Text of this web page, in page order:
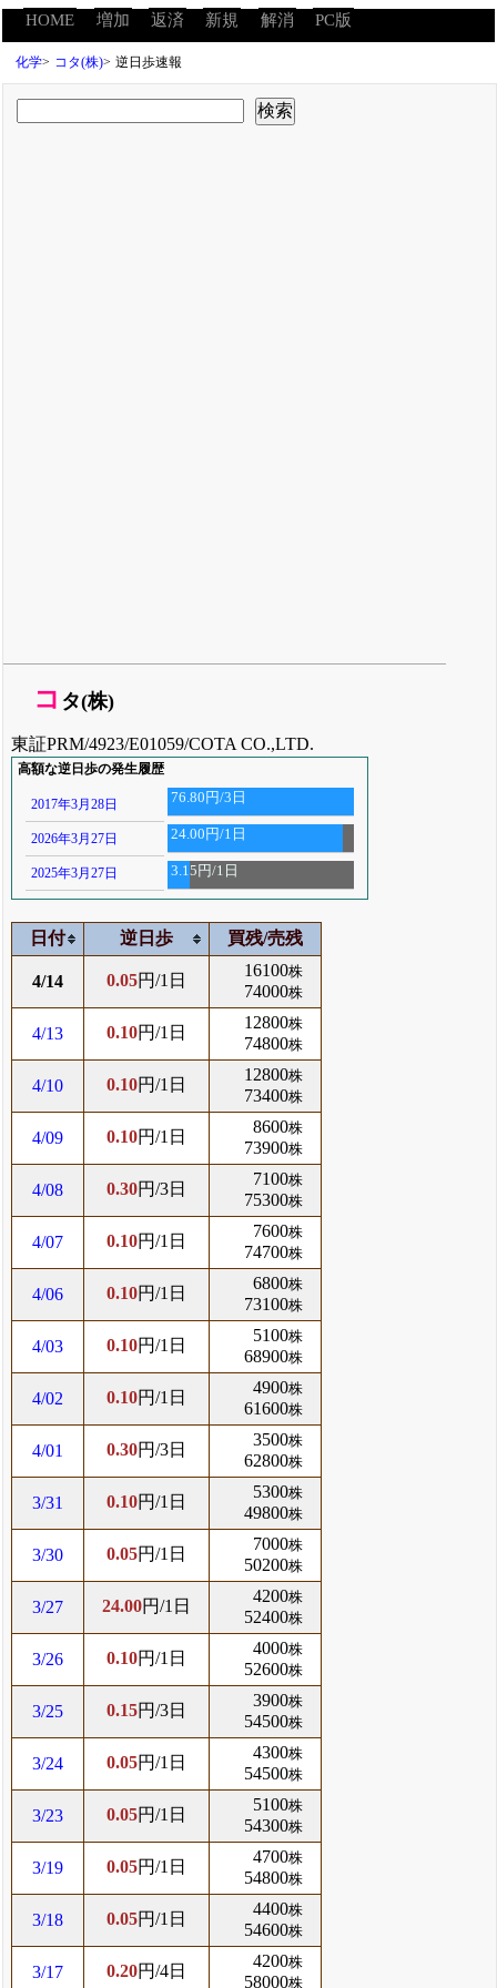
HOME 増加 返済 新規 解消 PC版
化学> コタ(株)> 逆日歩速報
コ タ(株)
東証PRM/4923/E01059/COTA CO.,LTD.
高額な逆日歩の発生履歴
2017年3月28日 76.80円/3日
2026年3月27日 24.00円/1日
2025年3月27日 3.15円/1日
日付 逆日歩 買残/売残
4/14 0.05円/1日
16100株
74000株
4/13 0.10円/1日
12800株
74800株
4/10 0.10円/1日
12800株
73400株
4/09 0.10円/1日
8600株
73900株
4/08 0.30円/3日
7100株
75300株
4/07 0.10円/1日
7600株
74700株
4/06 0.10円/1日
6800株
73100株
4/03 0.10円/1日
5100株
68900株
4/02 0.10円/1日
4900株
61600株
4/01 0.30円/3日
3500株
62800株
3/31 0.10円/1日
5300株
49800株
3/30 0.05円/1日
7000株
50200株
3/27 24.00円/1日
4200株
52400株
3/26 0.10円/1日
4000株
52600株
3/25 0.15円/3日
3900株
54500株
3/24 0.05円/1日
4300株
54500株
3/23 0.05円/1日
5100株
54300株
3/19 0.05円/1日
4700株
54800株
3/18 0.05円/1日
4400株
54600株
3/17 0.20円/4日
4200株
58000株